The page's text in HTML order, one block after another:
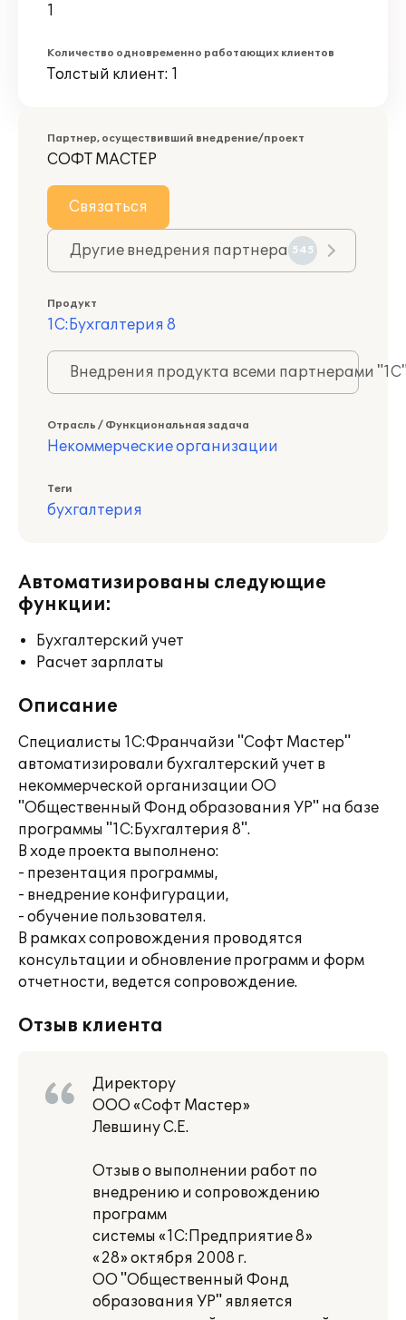
1
Количество одновременно работающих клиентов
Толстый клиент: 1
Партнер, осуществивший внедрение/проект
СОФТ МАСТЕР
Связаться
Другие внедрения партнера 545
Продукт
1С:Бухгалтерия 8
Внедрения продукта всеми партнерами
Отрасль / Функциональная задача
Некоммерческие организации
Теги
бухгалтерия
Автоматизированы следующие
функции:
Бухгалтерский учет
Расчет зарплаты
Описание
Специалисты 1С:Франчайзи "Софт Мастер"
автоматизировали бухгалтерский учет в
некоммерческой организации ОО
"Общественный Фонд образования УР" на базе
программы "1C:Бухгалтерия 8".
В ходе проекта выполнено:
- презентация программы,
- внедрение конфигурации,
- обучение пользователя.
В рамках сопровождения проводятся
консультации и обновление программ и форм
отчетности, ведется сопровождение.
Отзыв клиента
Директору
ООО «Софт Мастер»
Левшину С.Е.
Отзыв о выполнении работ по
внедрению и сопровождению
программ
системы «1С:Предприятие 8»
«28» октября 2008 г.
ОО "Общественный Фонд
образования УР" является